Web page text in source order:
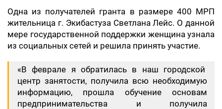
Одна из получателей гранта в размере 400 МРП
жительница г. Экибастуза Светлана Лейс. О данной
мере государственной поддержки женщина узнала
из социальных сетей и решила принять участие.
«В феврале я обратилась в наш городской
центр занятости, получила всю необходимую
информацию, прошла обучение основам
предпринимательства и получила